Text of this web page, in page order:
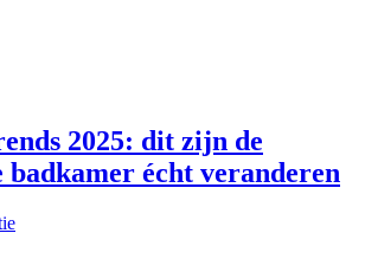
2025: dit zijn de
écht veranderen